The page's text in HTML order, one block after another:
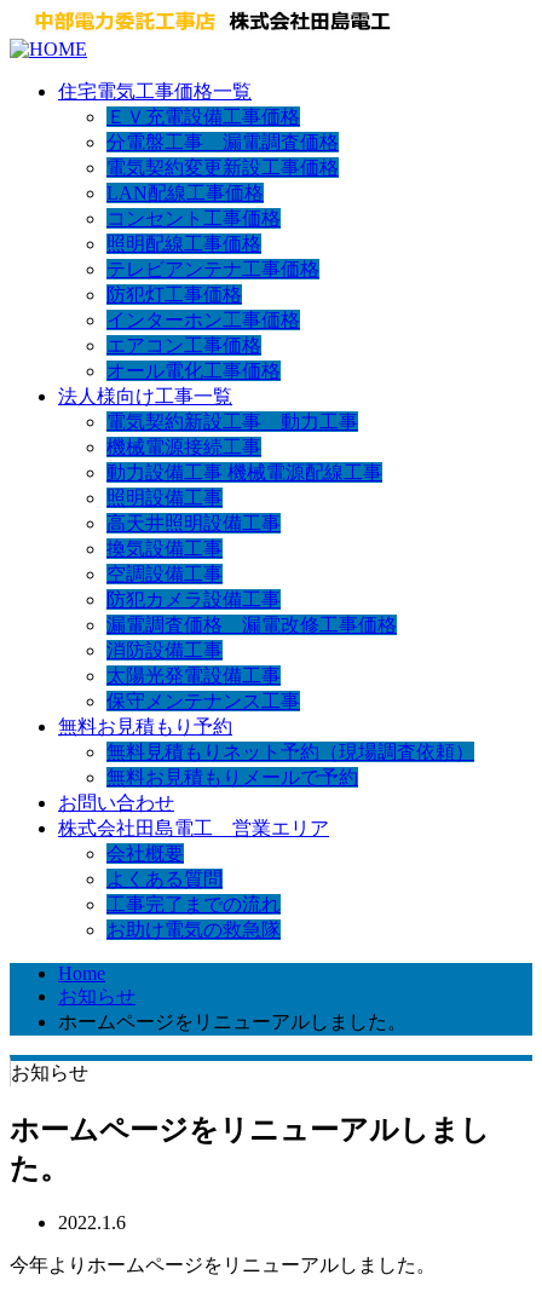
住宅電気工事価格一覧
ＥＶ充電設備工事価格
分電盤工事 漏電調査価格
電気契約変更新設工事価格
LAN配線工事価格
コンセント工事価格
照明配線工事価格
テレビアンテナ工事価格
防犯灯工事価格
インターホン工事価格
エアコン工事価格
オール電化工事価格
法人様向け工事一覧
電気契約新設工事 動力工事
機械電源接続工事
動力設備工事 機械電源配線工事
照明設備工事
高天井照明設備工事
換気設備工事
空調設備工事
防犯カメラ設備工事
漏電調査価格 漏電改修工事価格
消防設備工事
太陽光発電設備工事
保守メンテナンス工事
無料お見積もり予約
無料見積もりネット予約（現場調査依頼）
無料お見積もりメールで予約
お問い合わせ
株式会社田島電工 営業エリア
会社概要
よくある質問
工事完了までの流れ
お助け電気の救急隊
Home
お知らせ
ホームページをリニューアルしました。
お知らせ
ホームページをリニューアルしまし
た。
2022.1.6
今年よりホームページをリニューアルしました。